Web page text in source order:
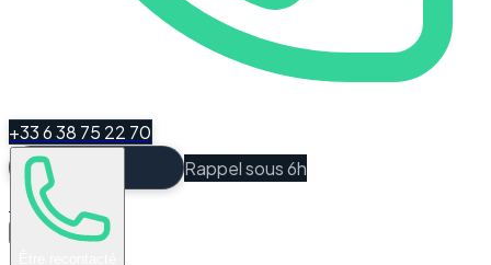
+33 6 38 75 22 70
Rappel sous 6h
Espace Client